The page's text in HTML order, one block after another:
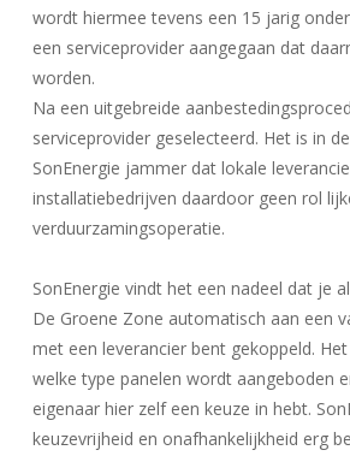
wordt hiermee tevens een 15 jarig
een serviceprovider aangegaan dat
worden.
Na een uitgebreide
serviceprovider geselecteerd. Het is in
SonEnergie jammer dat lokale
installatiebedrijven daardoor geen rol
verduurzamingsoperatie.
SonEnergie vindt het een nadeel dat je
De Groene Zone automatisch aan een
met een leverancier bent gekoppeld.
welke type panelen wordt aangeboden
eigenaar hier zelf een keuze in hebt.
keuzevrijheid en onafhankelijkheid erg